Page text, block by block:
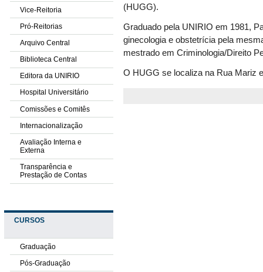
Vice-Reitoria
Pró-Reitorias
Arquivo Central
Biblioteca Central
Editora da UNIRIO
Hospital Universitário
Comissões e Comitês
Internacionalização
Avaliação Interna e
Externa
Transparência e
Prestação de Contas
CURSOS
Graduação
Pós-Graduação
(HUGG).
Graduado pela UNIRIO em 1981,
ginecologia e obstetrícia pela
mestrado em Criminologia/Direito
O HUGG se localiza na Rua Mariz